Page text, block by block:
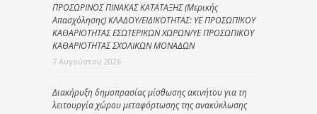
ΠΡΟΣΩΡΙΝΟΣ ΠΙΝΑΚΑΣ ΚΑΤΑΤΑΞΗΣ (Μερικής
Απασχόλησης) ΚΛΑΔΟΥ/ΕΙΔΙΚΟΤΗΤΑΣ: ΥΕ ΠΡΟΣΩΠΙΚΟΥ
ΚΑΘΑΡΙΟΤΗΤΑΣ ΕΣΩΤΕΡΙΚΩΝ ΧΩΡΩΝ/ΥΕ ΠΡΟΣΩΠΙΚΟΥ
ΚΑΘΑΡΙΟΤΗΤΑΣ ΣΧΟΛΙΚΩΝ ΜΟΝΑΔΩΝ
7 Αυγούστου 2026
Διακήρυξη δημοπρασίας μίσθωσης ακινήτου για τη
λειτουργία χώρου μεταφόρτωσης της ανακύκλωσης